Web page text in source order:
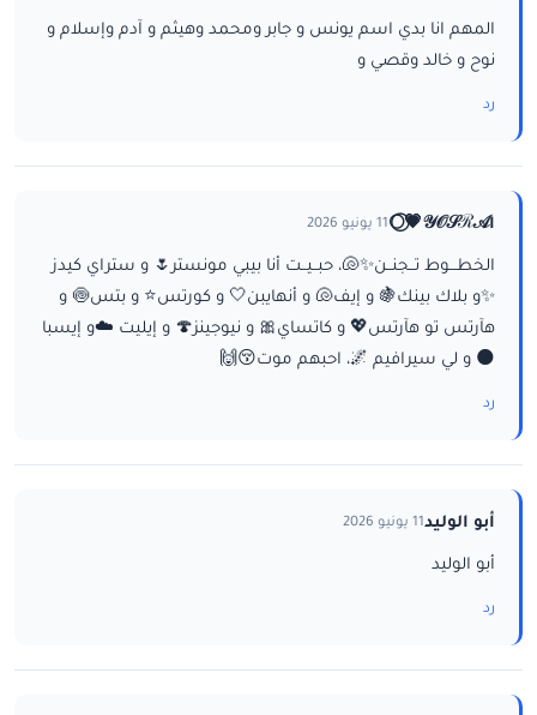
المهم انا بدي اسم يونس و جابر ومحمد وهيثم و آدم وإسلام و
نوح و خالد وقصي و
رد
ا𝒴𝒪𝒮ℛ𝒜💗⃝🌕 11 يونيو 2026
الخطـــوط تــجنــن✨🐚، حبــيــت أنا بيبي مونستر🌷 و ستراي كيدز
✨و بلاك بينك🍇 و إيف🐚 و أنهايبن🤍 و كورتس⭐ و بتس🍥 و
هآرتس تو هآرتس💖 و كاتساي🎀 و نيوجينز🍄 و إيليت ☁️و إيسبا
🌑 و لي سيرافيم 🌌، احبهم موت😚🙌
رد
أبو الوليد11 يونيو 2026
أبو الوليد
رد